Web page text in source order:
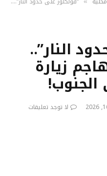
النار”..
زيارة
الجنوب!
لا توجد تعليقات